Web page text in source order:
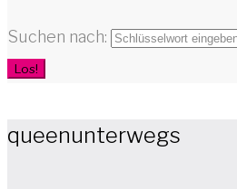
Suchen nach:
Los!
queenunterwegs